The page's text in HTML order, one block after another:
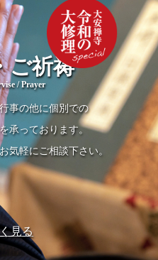
ご祈祷
/ Prayer
事の他に個別での
承っております。
気軽にご相談下さい。
見る